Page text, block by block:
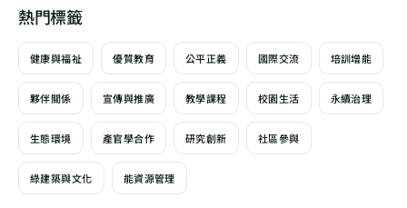
熱門標籤
健康與福祉 優質教育 公平正義 國際交流 培訓增能
夥伴關係 宣傳與推廣 教學課程 校園生活 永續治理
生態環境 產官學合作 研究創新 社區參與
綠建築與文化 能資源管理